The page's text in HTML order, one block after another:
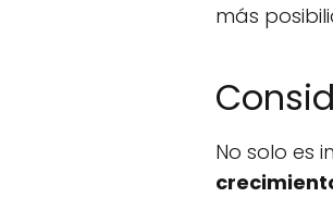
más
No solo es